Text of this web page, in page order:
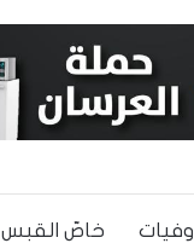
وفيات خاصّ القبس